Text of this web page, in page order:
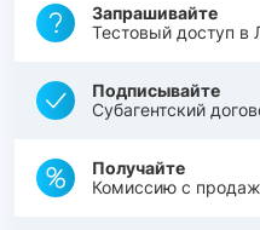
Запрашивайте
Тестовый доступ в
Подписывайте
Субагентский
Получайте
Комиссию с продаж